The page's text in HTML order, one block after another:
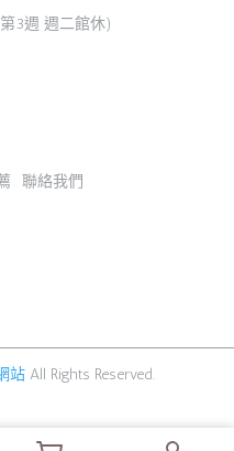
3週 週二館休)
聯絡我們
站 All Rights Reserved.